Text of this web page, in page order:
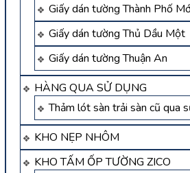
Giấy dán tường Thành Phố
Giấy dán tường Thủ Dầu Một
Giấy dán tường Thuận An
HÀNG QUA SỬ DỤNG
Thảm lót sàn trải sàn cũ qua
KHO NẸP NHÔM
KHO TẤM ỐP TƯỜNG ZICO